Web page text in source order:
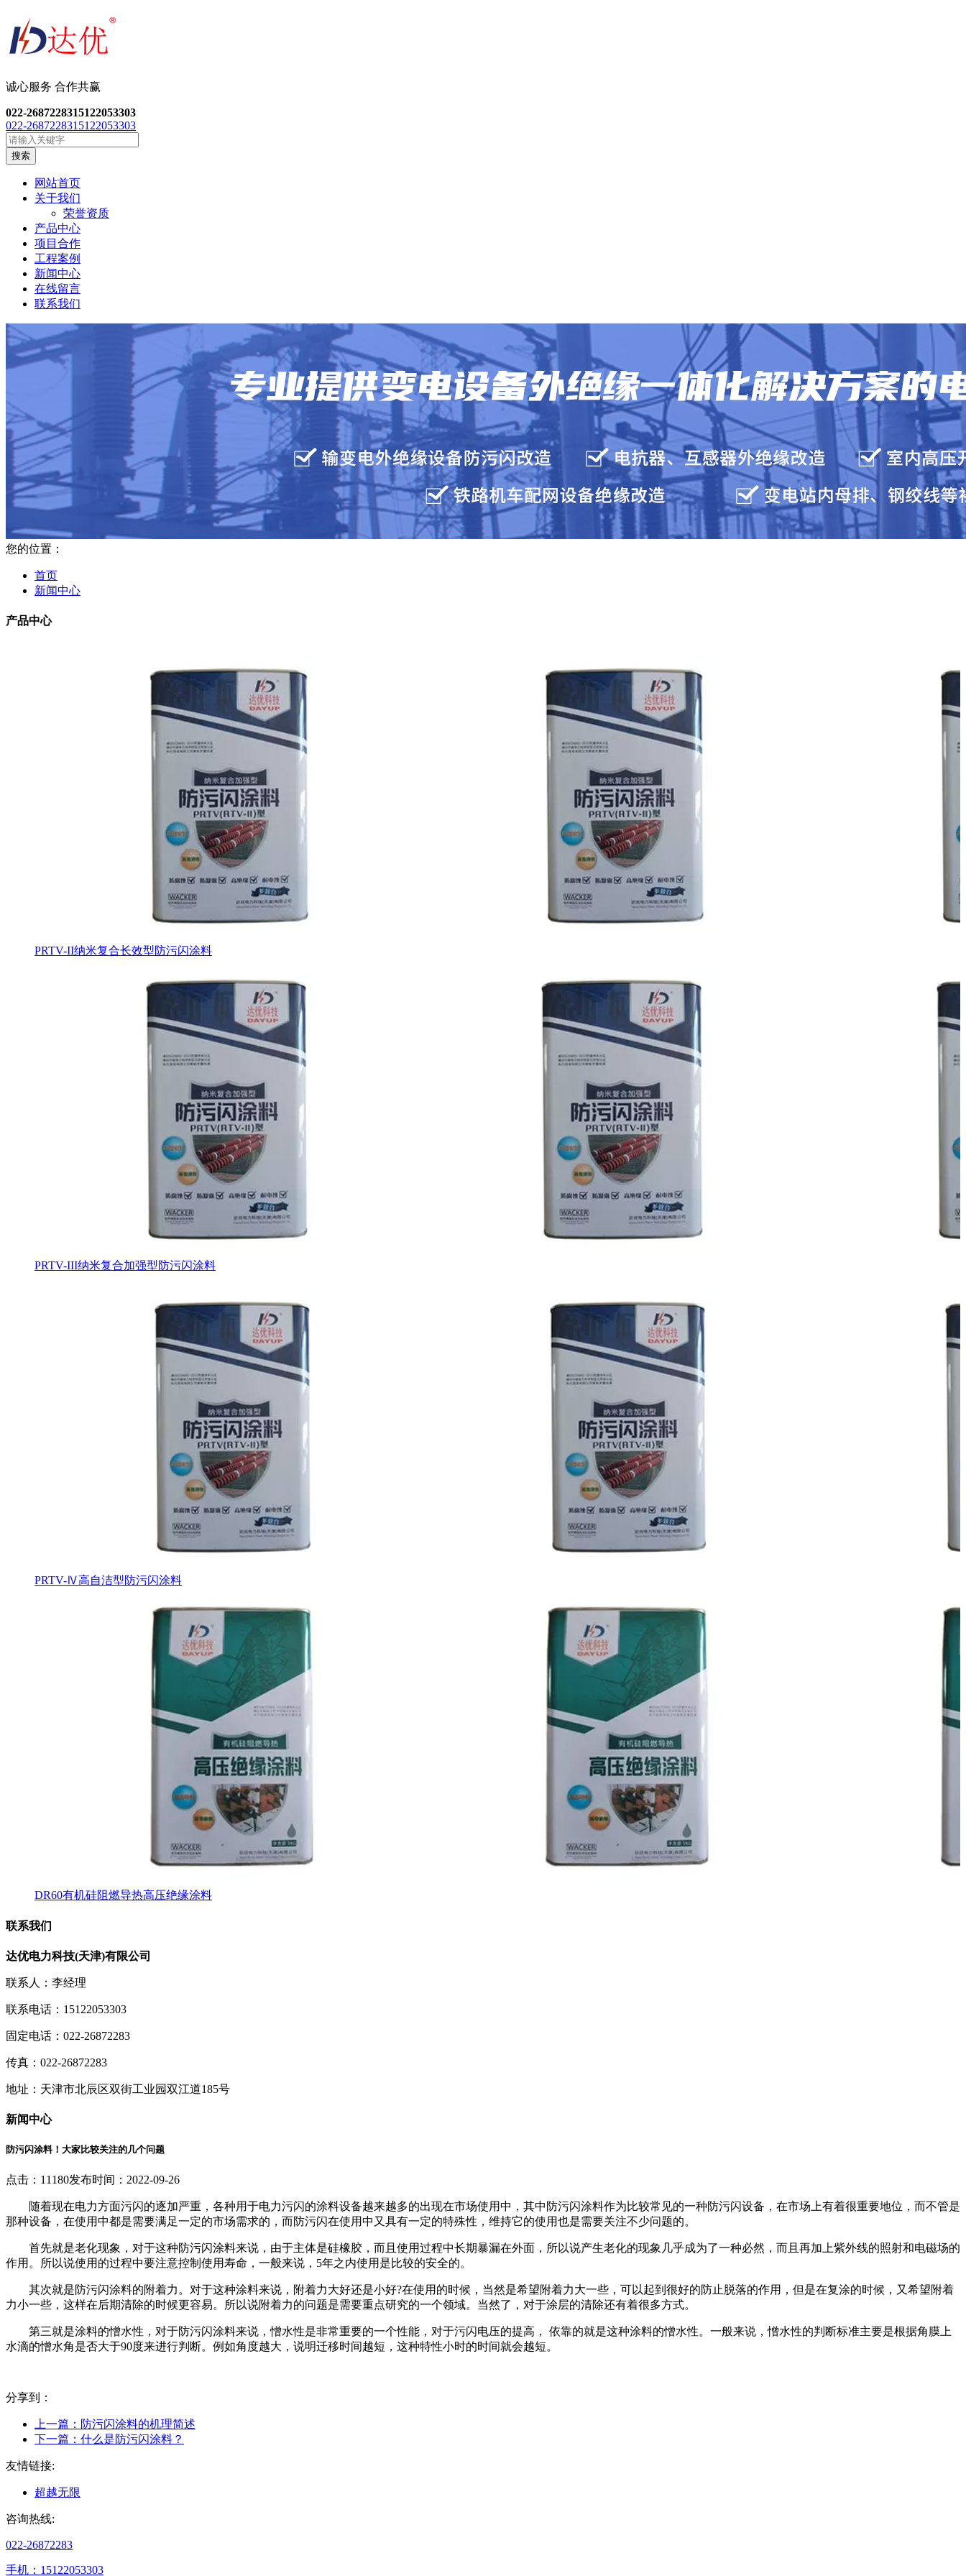
诚心服务 合作共赢
022-2687228315122053303
022-2687228315122053303
搜索
网站首页
关于我们
荣誉资质
产品中心
项目合作
工程案例
新闻中心
在线留言
联系我们
您的位置：
首页
新闻中心
产品中心
PRTV-II纳米复合长效型防污闪涂料
PRTV-III纳米复合加强型防污闪涂料
PRTV-Ⅳ高自洁型防污闪涂料
DR60有机硅阻燃导热高压绝缘涂料
联系我们
达优电力科技(天津)有限公司
联系人：李经理
联系电话：15122053303
固定电话：022-26872283
传真：022-26872283
地址：天津市北辰区双街工业园双江道185号
新闻中心
防污闪涂料！大家比较关注的几个问题
点击：11180发布时间：2022-09-26
随着现在电力方面污闪的逐加严重，各种用于电力污闪的涂料设备越来越多的出现在市场使用中，其中防污闪涂料作为比较常见的一种防污闪设备，在市场上有着很重要地位，而不管是
那种设备，在使用中都是需要满足一定的市场需求的，而防污闪在使用中又具有一定的特殊性，维持它的使用也是需要关注不少问题的。
首先就是老化现象，对于这种防污闪涂料来说，由于主体是硅橡胶，而且使用过程中长期暴漏在外面，所以说产生老化的现象几乎成为了一种必然，而且再加上紫外线的照射和电磁场的
作用。所以说使用的过程中要注意控制使用寿命，一般来说，5年之内使用是比较的安全的。
其次就是防污闪涂料的附着力。对于这种涂料来说，附着力大好还是小好?在使用的时候，当然是希望附着力大一些，可以起到很好的防止脱落的作用，但是在复涂的时候，又希望附着
力小一些，这样在后期清除的时候更容易。所以说附着力的问题是需要重点研究的一个领域。当然了，对于涂层的清除还有着很多方式。
第三就是涂料的憎水性，对于防污闪涂料来说，憎水性是非常重要的一个性能，对于污闪电压的提高， 依靠的就是这种涂料的憎水性。一般来说，憎水性的判断标准主要是根据角膜上
水滴的憎水角是否大于90度来进行判断。例如角度越大，说明迁移时间越短，这种特性小时的时间就会越短。
分享到：
上一篇： 防污闪涂料的机理简述
下一篇： 什么是防污闪涂料？
友情链接:
超越无限
咨询热线:
022-26872283
手机：15122053303